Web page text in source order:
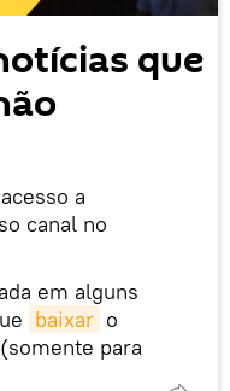
que
a
canal no
em alguns
baixar o
para